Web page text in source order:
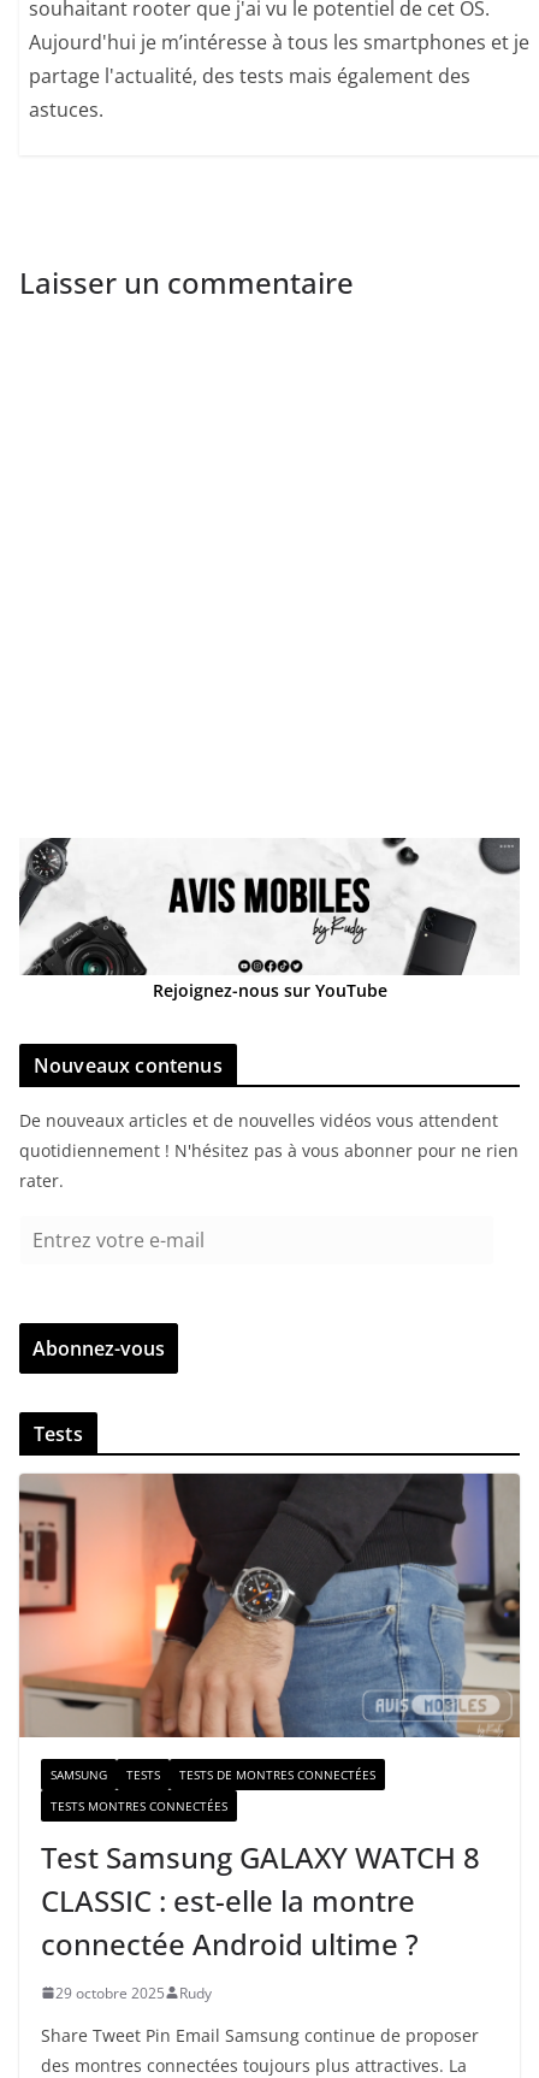
souhaitant rooter que j'ai vu le potentiel de cet OS.
Aujourd'hui je m’intéresse à tous les smartphones et je
partage l'actualité, des tests mais également des
astuces.
Laisser un commentaire
Rejoignez-nous sur YouTube
Nouveaux contenus
De nouveaux articles et de nouvelles vidéos vous attendent
quotidiennement ! N'hésitez pas à vous abonner pour ne rien
rater.
r
z
v
t
r
e
e
m
i
Abonnez-vous
Tests
SAMSUNG TESTS
TESTS DE MONTRES CONNECTÉES
TESTS MONTRES CONNECTÉES
Test Samsung GALAXY WATCH 8
CLASSIC : est-elle la montre
connectée Android ultime ?
29 octobre 2025 Rudy
Share Tweet Pin Email Samsung continue de proposer
des montres connectées toujours plus attractives. La